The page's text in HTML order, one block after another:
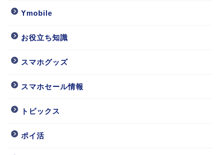
Ymobile
お役立ち知識
スマホグッズ
スマホセール情報
トピックス
ポイ活